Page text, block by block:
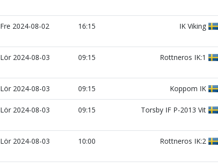
Fre 2024-08-02 16:15 IK Viking
Lör 2024-08-03 09:15 Rottneros IK:1
Lör 2024-08-03 09:15 Koppom IK
Lör 2024-08-03 09:15 Torsby IF P-2013 Vit
Lör 2024-08-03 10:00 Rottneros IK:2